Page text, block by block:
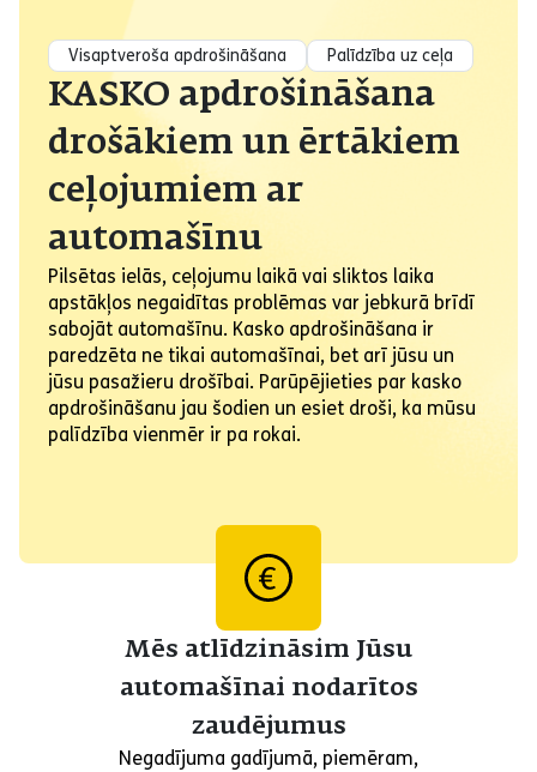
Visaptveroša apdrošināšana Palīdzība uz ceļa
KASKO apdrošināšana
drošākiem un ērtākiem
ceļojumiem ar
automašīnu
Pilsētas ielās, ceļojumu laikā vai sliktos laika
apstākļos negaidītas problēmas var jebkurā brīdī
sabojāt automašīnu. Kasko apdrošināšana ir
paredzēta ne tikai automašīnai, bet arī jūsu un
jūsu pasažieru drošībai. Parūpējieties par kasko
apdrošināšanu jau šodien un esiet droši, ka mūsu
palīdzība vienmēr ir pa rokai.
Mēs atlīdzināsim Jūsu
automašīnai nodarītos
zaudējumus
Negadījuma gadījumā, piemēram,